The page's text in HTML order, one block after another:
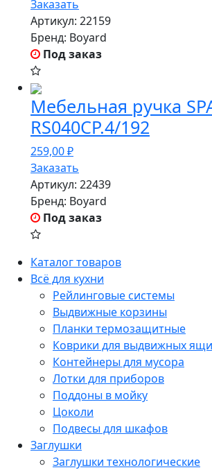
Каталог товаров
Всё для кухни
Рейлинговые системы
Выдвижные корзины
Планки термозащитные
Коврики для выдвижных
Контейнеры для мусора
Лотки для приборов
Поддоны в мойку
Цоколи
Подвесы для шкафов
Заглушки
Заглушки технологические
Заказать
Артикул: 22159
Бренд: Boyard
Под заказ
Мебельная ручка
RS040CP.4/192
259,00₽
Заказать
Артикул: 22439
Бренд: Boyard
Под заказ